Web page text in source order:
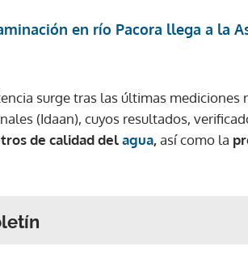
en río Pacora llega a la
surge tras las últimas
(Idaan), cuyos resultados,
de calidad delagua,así como la